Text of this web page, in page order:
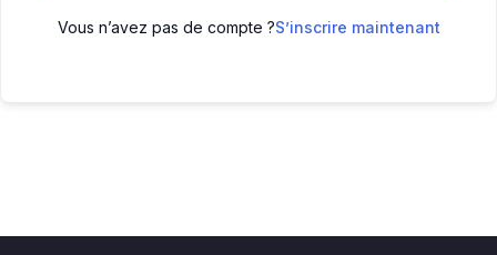
Vous n’avez pas de compte ?S’inscrire maintenant